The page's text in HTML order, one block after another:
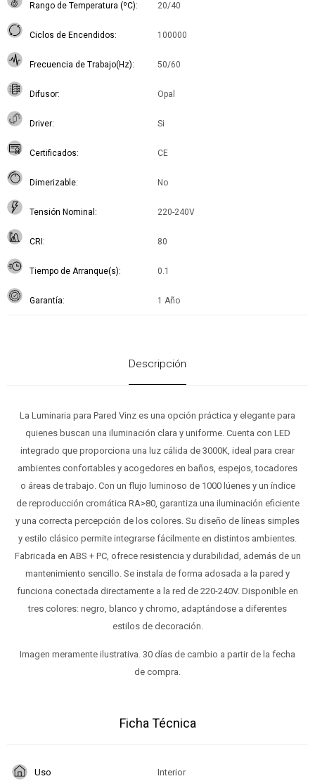
Rango de Temperatura (ºC) 20/40
Ciclos de Encendidos 100000
Frecuencia de Trabajo(Hz) 50/60
Difusor Opal
Driver Si
Certificados CE
Dimerizable No
Tensión Nominal 220-240V
CRI 80
Tiempo de Arranque(s) 0.1
Garantía 1 Año
Descripción
La Luminaria para Pared Vinz es una opción práctica y elegante para
quienes buscan una iluminación clara y uniforme. Cuenta con LED
integrado que proporciona una luz cálida de 3000K, ideal para crear
ambientes confortables y acogedores en baños, espejos, tocadores
o áreas de trabajo. Con un flujo luminoso de 1000 lúenes y un índice
de reproducción cromática RA>80, garantiza una iluminación eficiente
y una correcta percepción de los colores. Su diseño de líneas simples
y estilo clásico permite integrarse fácilmente en distintos ambientes.
Fabricada en ABS + PC, ofrece resistencia y durabilidad, además de un
mantenimiento sencillo. Se instala de forma adosada a la pared y
funciona conectada directamente a la red de 220-240V. Disponible en
tres colores: negro, blanco y chromo, adaptándose a diferentes
estilos de decoración.
Imagen meramente ilustrativa. 30 días de cambio a partir de la fecha
de compra.
Ficha Técnica
Uso Interior